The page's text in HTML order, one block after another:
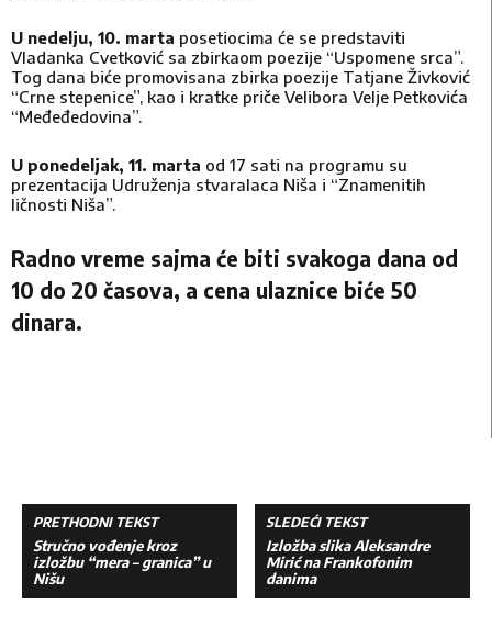
U nedelju, 10. marta posetiocima će se predstaviti
Vladanka Cvetković sa zbirkaom poezije “Uspomene srca”.
Tog dana biće promovisana zbirka poezije Tatjane Živković
“Crne stepenice”, kao i kratke priče Velibora Velje Petkovića
“Međeđedovina”.
U ponedeljak, 11. marta od 17 sati na programu su
prezentacija Udruženja stvaralaca Niša i “Znamenitih
ličnosti Niša”.
Radno vreme sajma će biti svakoga dana od
10 do 20 časova, a cena ulaznice biće 50
dinara.
PRETHODNI TEKST
Stručno vođenje kroz
izložbu “mera – granica” u
Nišu
SLEDEĆI TEKST
Izložba slika Aleksandre
Mirić na Frankofonim
danima